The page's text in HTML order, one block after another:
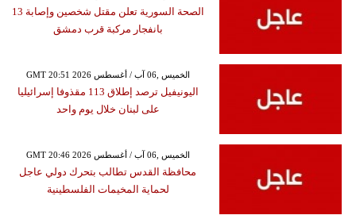
الصحة السورية تعلن مقتل شخصين وإصابة 13
بانفجار مركبة قرب دمشق
GMT 20:51 2026 الخميس ,06 آب / أغسطس
اليونيفيل ترصد إطلاق 113 مقذوفا إسرائيليا
على لبنان خلال يوم واحد
GMT 20:46 2026 الخميس ,06 آب / أغسطس
محافظة القدس تطالب بتحرك دولي عاجل
لحماية المخيمات الفلسطينية